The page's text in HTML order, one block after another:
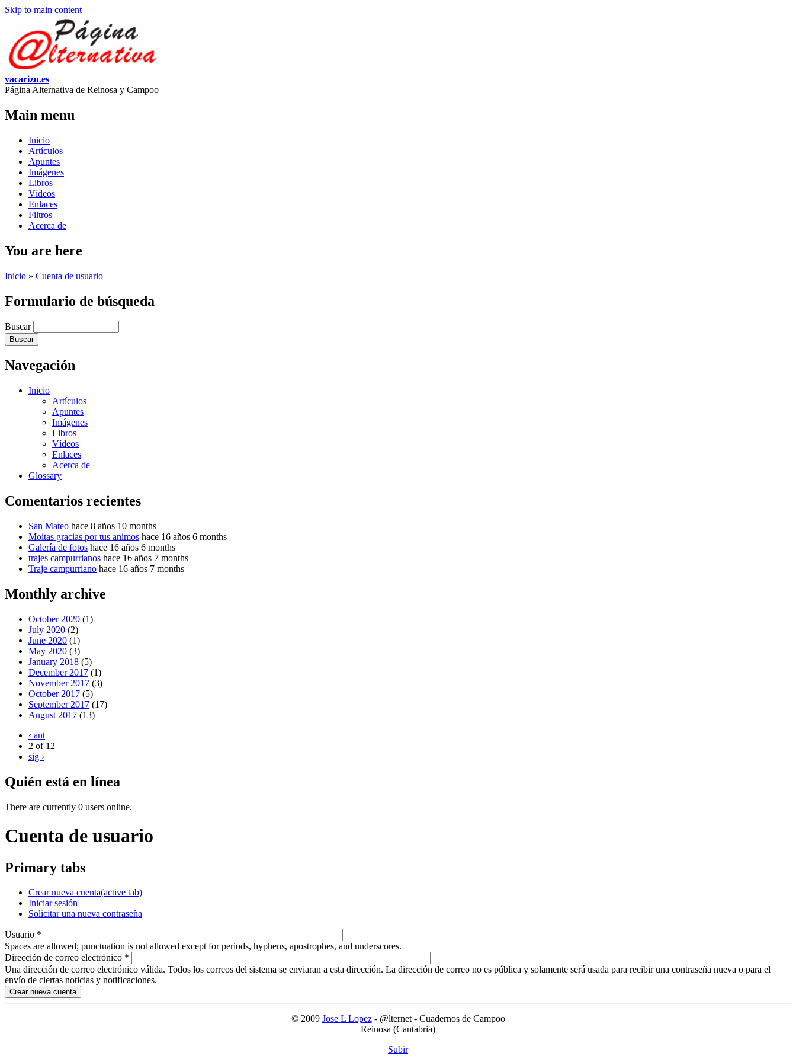
Skip to main content
vacarizu.es
Página Alternativa de Reinosa y Campoo
Main menu
Inicio
Artículos
Apuntes
Imágenes
Libros
Vídeos
Enlaces
Filtros
Acerca de
You are here
Inicio » Cuenta de usuario
Formulario de búsqueda
Buscar
Navegación
Inicio
Artículos
Apuntes
Imágenes
Libros
Vídeos
Enlaces
Acerca de
Glossary
Comentarios recientes
San Mateo hace 8 años 10 months
Moitas gracias por tus animos hace 16 años 6 months
Galería de fotos hace 16 años 6 months
trajes campurrianos hace 16 años 7 months
Traje campurriano hace 16 años 7 months
Monthly archive
October 2020 (1)
July 2020 (2)
June 2020 (1)
May 2020 (3)
January 2018 (5)
December 2017 (1)
November 2017 (3)
October 2017 (5)
September 2017 (17)
August 2017 (13)
‹ ant
2 of 12
sig ›
Quién está en línea
There are currently 0 users online.
Cuenta de usuario
Primary tabs
Crear nueva cuenta(active tab)
Iniciar sesión
Solicitar una nueva contraseña
Usuario *
Spaces are allowed; punctuation is not allowed except for periods, hyphens, apostrophes, and underscores.
Dirección de correo electrónico *
Una dirección de correo electrónico válida. Todos los correos del sistema se enviaran a esta dirección. La dirección de correo no es pública y solamente será usada para recibir una contraseña nueva o para el
envío de ciertas noticias y notificaciones.
© 2009 Jose L Lopez- @lternet - Cuadernos de Campoo
Reinosa (Cantabria)
Subir